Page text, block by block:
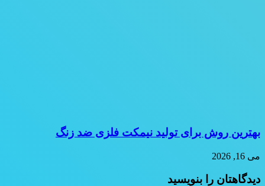
بهترین روش برای تولید نیمکت فلزی ضد زنگ
می 16, 2026
دیدگاهتان را بنویسید